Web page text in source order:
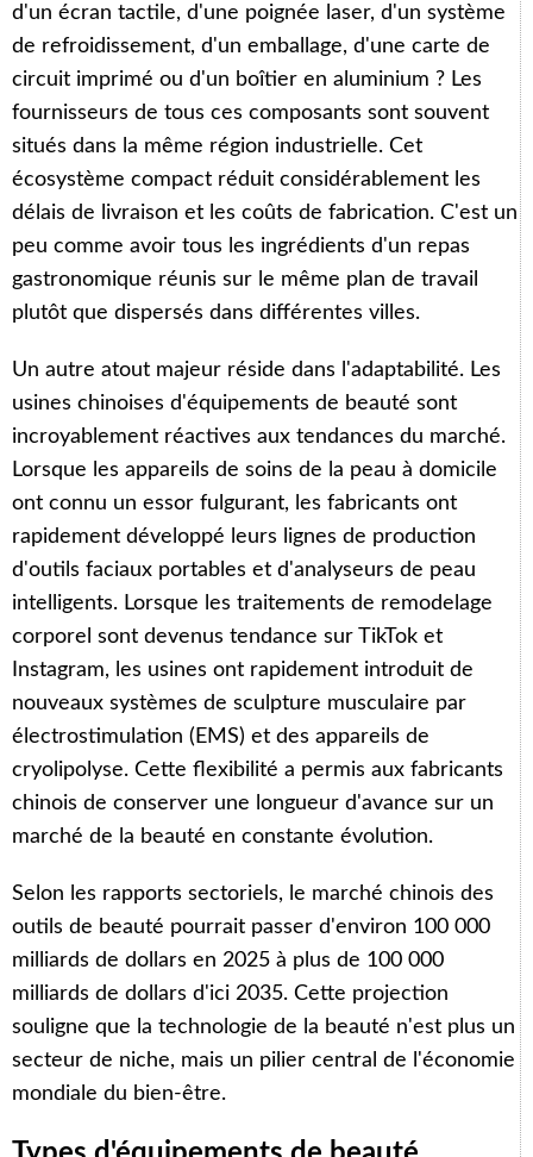
d'un écran tactile, d'une poignée laser, d'un système
de refroidissement, d'un emballage, d'une carte de
circuit imprimé ou d'un boîtier en aluminium ? Les
fournisseurs de tous ces composants sont souvent
situés dans la même région industrielle. Cet
écosystème compact réduit considérablement les
délais de livraison et les coûts de fabrication. C'est un
peu comme avoir tous les ingrédients d'un repas
gastronomique réunis sur le même plan de travail
plutôt que dispersés dans différentes villes.
Un autre atout majeur réside dans l'adaptabilité. Les
usines chinoises d'équipements de beauté sont
incroyablement réactives aux tendances du marché.
Lorsque les appareils de soins de la peau à domicile
ont connu un essor fulgurant, les fabricants ont
rapidement développé leurs lignes de production
d'outils faciaux portables et d'analyseurs de peau
intelligents. Lorsque les traitements de remodelage
corporel sont devenus tendance sur TikTok et
Instagram, les usines ont rapidement introduit de
nouveaux systèmes de sculpture musculaire par
électrostimulation (EMS) et des appareils de
cryolipolyse. Cette flexibilité a permis aux fabricants
chinois de conserver une longueur d'avance sur un
marché de la beauté en constante évolution.
Selon les rapports sectoriels, le marché chinois des
outils de beauté pourrait passer d'environ 100 000
milliards de dollars en 2025 à plus de 100 000
milliards de dollars d'ici 2035. Cette projection
souligne que la technologie de la beauté n'est plus un
secteur de niche, mais un pilier central de l'économie
mondiale du bien-être.